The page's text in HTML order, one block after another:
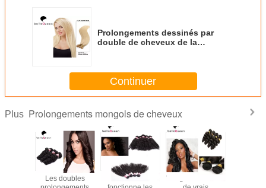
Prolongements dessinés par
double de cheveux de la
Continuer
Plus Prolongements mongols de cheveux
Les doubles
La beauté
Vierge non-traitée